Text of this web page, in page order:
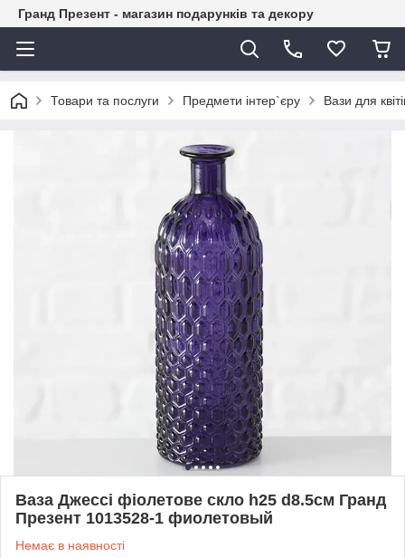
Гранд Презент - магазин подарунків та декору
Товари та послуги Предмети інтер`єру Вази для
Ваза Джессі фіолетове скло h25 d8.5см Гранд
Презент 1013528-1 фиолетовый
Немає в наявності